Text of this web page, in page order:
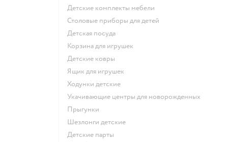
Детские комплекты мебели
Столовые приборы для детей
Детская посуда
Корзина для игрушек
Детские ковры
Ящик для игрушек
Ходунки детские
Укачивающие центры для новорожденных
Прыгунки
Шезлонги детские
Детские парты